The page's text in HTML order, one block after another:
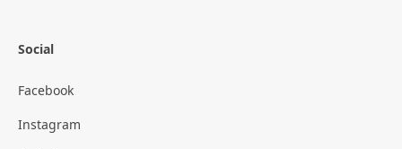
Social
Facebook
Instagram